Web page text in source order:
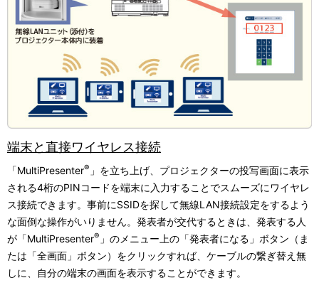
「MultiPresenter® 」を立ち上げ、プロジェクターの投写画面に表示
される4桁のPINコードを端末に入力することでスムーズにワイヤレ
ス接続できます。事前にSSIDを探して無線LAN接続設定をするよう
な面倒な操作がいりません。発表者が交代するときは、発表する人
が「MultiPresenter® 」のメニュー上の「発表者になる」ボタン（ま
たは「全画面」ボタン）をクリックすれば、ケーブルの繋ぎ替え無
しに、自分の端末の画面を表示することができます。
端末と直接ワイヤレス接続